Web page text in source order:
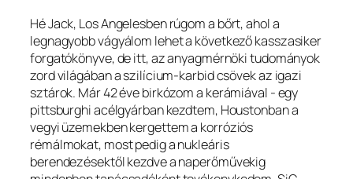
Hé Jack, Los Angelesben rúgom a bőrt, ahol a
legnagyobb vágyálom lehet a következő kasszasiker
forgatókönyve, de itt, az anyagmérnöki tudományok
zord világában a szilícium-karbid csövek az igazi
sztárok. Már 42 éve birkózom a kerámiával - egy
pittsburghi acélgyárban kezdtem, Houstonban a
vegyi üzemekben kergettem a korróziós
rémálmokat, most pedig a nukleáris
berendezésektől kezdve a naperőművekig
Georgian
German
German (Austria)
German (Switzerland)
Greek
Hausa
Hebrew